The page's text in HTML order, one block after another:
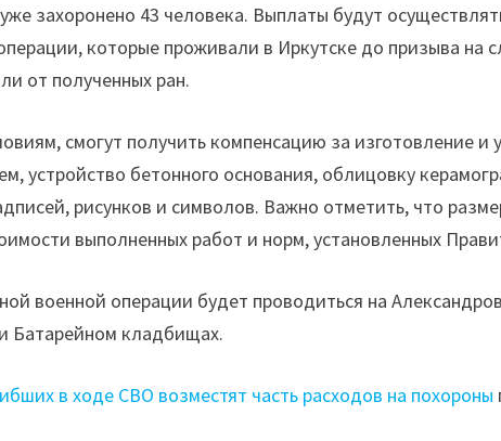
захоронено 43 человека. Выплаты будут
которые проживали в Иркутске до призыва на
от полученных ран.
смогут получить компенсацию за изготовление и
устройство бетонного основания, облицовку
рисунков и символов. Важно отметить, что
выполненных работ и норм, установленных
военной операции будет проводиться на
Батарейном кладбищах.
в ходе СВО возместят часть расходов на похороны